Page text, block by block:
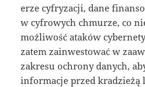
erze cyfryzacji, dane
w cyfrowych chmurze, co
możliwość ataków
zatem zainwestować w
zakresu ochrony danych,
informacje przed